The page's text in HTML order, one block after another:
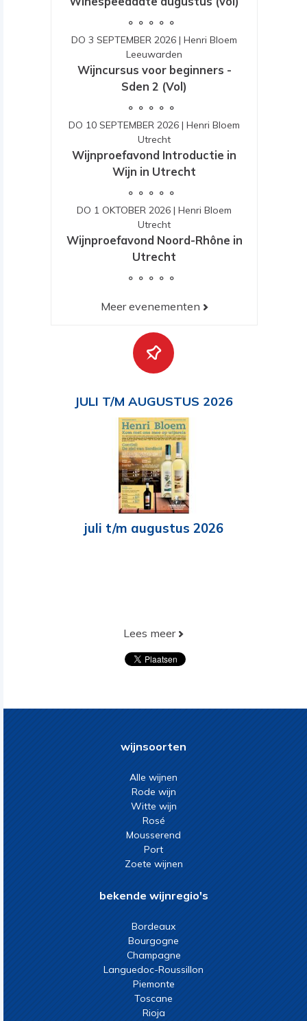
DO 3 SEPTEMBER 2026 | Henri Bloem
Leeuwarden
Wijncursus voor beginners -
Sden 2 (Vol)
DO 10 SEPTEMBER 2026 | Henri Bloem
Utrecht
Wijnproefavond Introductie in
Wijn in Utrecht
DO 1 OKTOBER 2026 | Henri Bloem
Utrecht
Wijnproefavond Noord-Rhône in
Utrecht
Meer evenementen
JULI T/M AUGUSTUS 2026
juli t/m augustus 2026
Lees meer
wijnsoorten
Alle wijnen
Rode wijn
Witte wijn
Rosé
Mousserend
Port
Zoete wijnen
bekende wijnregio's
Bordeaux
Bourgogne
Champagne
Languedoc-Roussillon
Piemonte
Toscane
Rioja